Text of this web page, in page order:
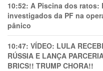
10:52: A Piscina dos ratos:
investigados da PF na
pânico
10:47: VÍDEO: LULA
RÚSSIA E LANÇA
BRICS!! TRUMP CHORA!!